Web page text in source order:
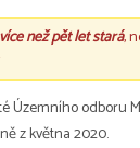
více než pět let stará,
Územního odboru
z května 2020.